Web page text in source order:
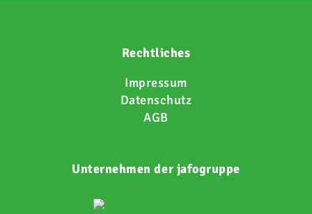
Rechtliches
Impressum
Datenschutz
AGB
Unternehmen der jafogruppe